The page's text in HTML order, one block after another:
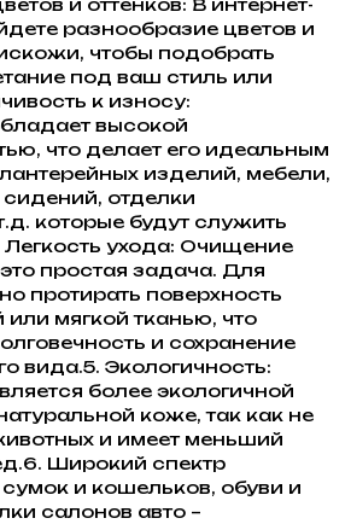
и оттенков: В интернет-
разнообразие цветов и
чтобы подобрать
под ваш стиль или
к износу:
высокой
что делает его идеальным
изделий, мебели,
отделки
которые будут служить
Легкость ухода: Очищение
простая задача. Для
протирать поверхность
мягкой тканью, что
и сохранение
вида.5. Экологичность:
более экологичной
коже, так как не
и имеет меньший
Широкий спектр
и кошельков, обуви и
салонов авто –